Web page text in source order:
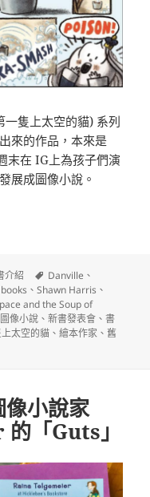
一隻上太空的貓) 系列
來的作品，本來是
末在 IG上為孩子們演
展成圖像小說。
說 The First Cat in
介紹
標
籤
Danville 、
、Shawn Harris 、
and the Soup of
圖像小說 、新書發表會 、書
太空的貓 、繪本作家 、舊
面會》圖像小說 The First Cat in
小說家
「Guts」